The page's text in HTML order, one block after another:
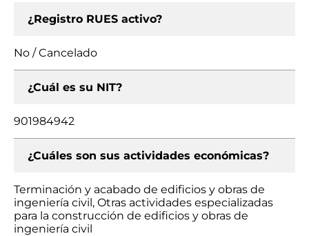
¿Registro RUES activo?
No / Cancelado
¿Cuál es su NIT?
901984942
¿Cuáles son sus actividades económicas?
Terminación y acabado de edificios y obras de
ingeniería civil, Otras actividades especializadas
para la construcción de edificios y obras de
ingeniería civil